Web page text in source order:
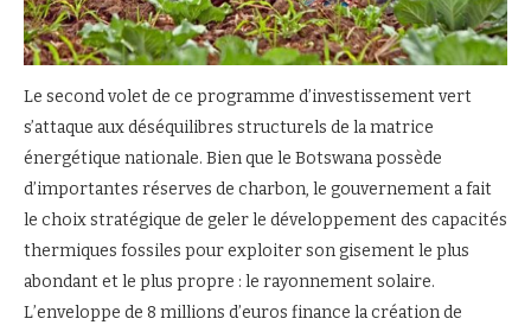
Le second volet de ce programme d’investissement vert
s’attaque aux déséquilibres structurels de la matrice
énergétique nationale. Bien que le Botswana possède
d’importantes réserves de charbon, le gouvernement a fait
le choix stratégique de geler le développement des capacités
thermiques fossiles pour exploiter son gisement le plus
abondant et le plus propre : le rayonnement solaire.
L’enveloppe de 8 millions d’euros finance la création de